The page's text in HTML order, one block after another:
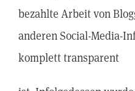
bezahlte Arbeit von
anderen Social-Media-
komplett transparent